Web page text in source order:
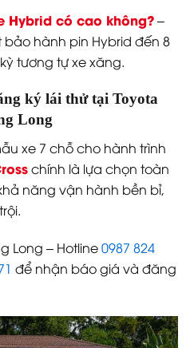
Hybrid có cao không?–
bảo hành pin Hybrid đến 8
tương tự xe xăng.
ký lái thử tại Toyota
Long
xe 7 chỗ cho hành trình
chính là lựa chọn toàn
năng vận hành bền bỉ,
Long – Hotline0987 824
để nhận báo giá và đăng